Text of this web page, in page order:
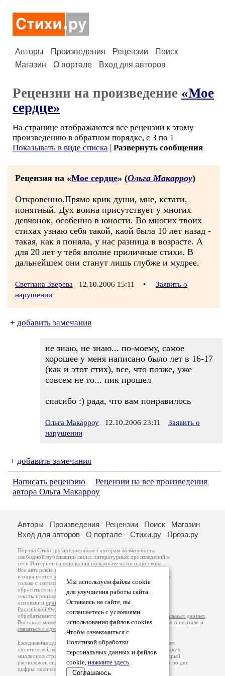
Авторы Произведения Рецензии
Поиск
Магазин
О портале Вход для авторов
Рецензии на произведение «Мое
сердце»
На странице отображаются все рецензии к этому
произведению в обратном порядке, с 3 по 1
Показывать в виде списка | Развернуть сообщения
Рецензия на «Мое сердце» (Ольга Макарроу)
Откровенно.Прямо крик души, мне, кстати,
понятный. Дух воина присутствует у многих
девчонок, особенно в юности. Во многих твоих
стихах узнаю себя такой, каой была 10 лет назад -
такая, как я поняла, у нас разница в возрасте. А
для 20 лет у тебя вполне приличные стихи. В
дальнейшем они станут лишь глубже и мудрее.
Светлана Зверева 12.10.2006 15:11 •
Заявить о
нарушении
+ добавить замечания
не знаю, не знаю... по-моему, самое
хорошее у меня написано было лет в 16-17
(как и этот стих), все, что позже, уже
совсем не то... пик прошел
спасибо :) рада, что вам понравилось
Ольга Макарроу 12.10.2006 23:11
Заявить о
нарушении
+ добавить замечания
Написать рецензию
Рецензии на все произведения
автора Ольга Макарроу
Мы используем файлы cookie
для улучшения работы сайта.
Оставаясь на сайте, вы
соглашаетесь с условиями
использования файлов cookies.
Чтобы ознакомиться с
Политикой обработки
персональных данных и файлов
cookie, нажмите здесь.
Соглашаюсь
Авторы Произведения Рецензии Поиск
Магазин
Вход для авторов
О портале Стихи.ру Проза.ру
Портал Стихи.ру предоставляет авторам возможность
свободной публикации своих литературных произведений в
сети Интернет на основаниипользовательского договора
Все авторские права на произведения принадлежат авторам
и охраняются законом
. Перепечатка произведений возможна
только с согласия его автора, к которому вы можете
обратиться на его авторской странице. Ответственность за
тексты произведений авторы несут самостоятельно на
основанииправил публикацииизаконодательства
Российской Федерации
обрабатываются на основанииПолитики обработки персональных данных
Вы также можете посмотреть более подробнуюинформацию о портале и
связаться с администрацией
Ежедневная аудитория портала Стихи.ру – порядка 200 тысяч
посетителей, которые в общей сумме просматривают более двух
миллионов страниц по данным счетчика посещаемости, который
расположен справа от этого текста. В каждой графе указано по две
цифры: количество просмотров и количество посетителей.